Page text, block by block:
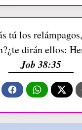
tú los
dirán ellos:
Job 38:35